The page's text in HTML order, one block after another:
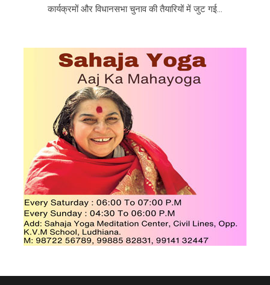
कार्यक्रमों और विधानसभा चुनाव की तैयारियों में जुट गई...